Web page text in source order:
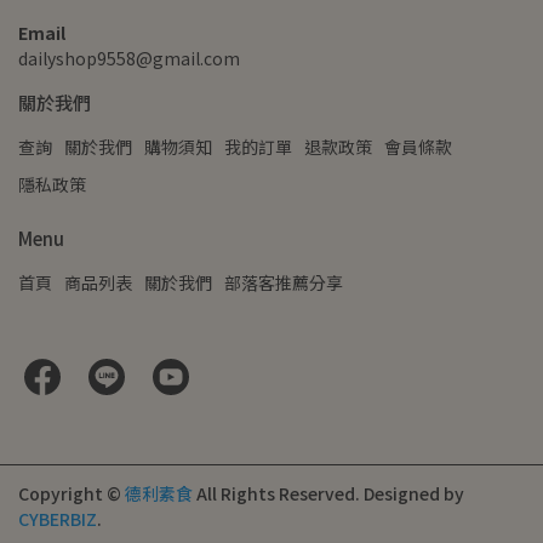
Email
dailyshop9558@gmail.com
關於我們
查詢 關於我們 購物須知 我的訂單 退款政策 會員條款
隱私政策
Menu
首頁 商品列表 關於我們 部落客推薦分享
Copyright © 德利素食All Rights Reserved. Designed by
CYBERBIZ.